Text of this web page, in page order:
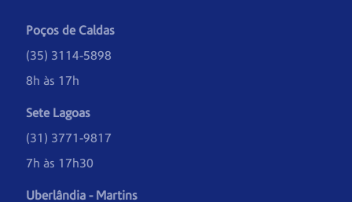
Poços de Caldas
(35) 3114-5898
8h às 17h
Sete Lagoas
(31) 3771-9817
7h às 17h30
Uberlândia - Martins